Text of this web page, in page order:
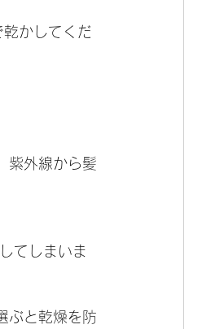
かしてくだ
紫外線から髪
てしまいま
ぶと乾燥を防